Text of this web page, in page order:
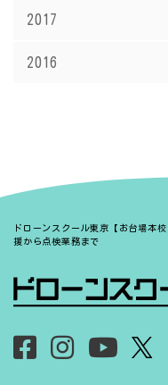
2017
2016
ドローンスクール東京【お台場本
援から点検業務まで